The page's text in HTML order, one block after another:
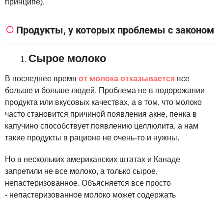
принципе).
Продукты, у которых проблемы с законом
Сырое молоко
В последнее время от молока отказывается все
больше и больше людей. Проблема не в подорожании
продукта или вкусовых качествах, а в том, что молоко
часто становится причиной появления акне, пенка в
капучино способствует появлению целлюлита, а нам
такие продукты в рационе не очень-то и нужны.
Но в нескольких американских штатах и Канаде
запретили не все молоко, а только сырое,
непастеризованное. Объясняется все просто
- непастеризованное молоко может содержать